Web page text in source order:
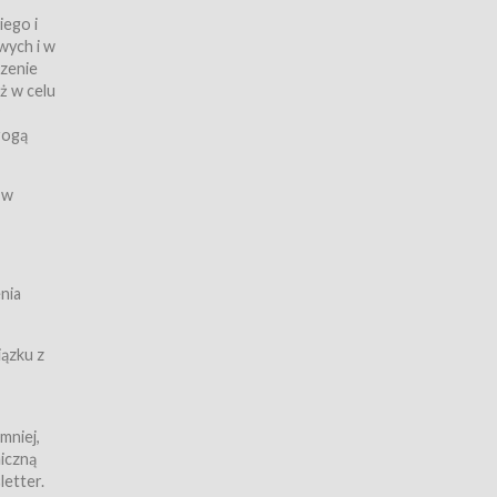
z
i
i w
w celu
z